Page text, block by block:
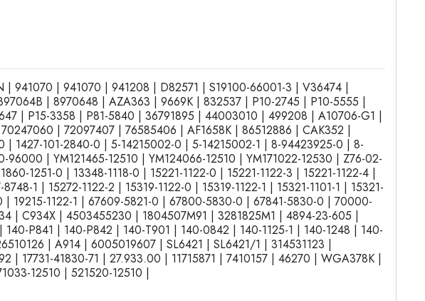
| 941070 | 941070 | 941208 | D82571 | S19100-66001-3 | V36474 |
| 8970648 | AZA363 | 9669K | 832537 | P10-2745 | P10-5555 |
| P15-3358 | P81-5840 | 36791895 | 44003010 | 499208 | A10706-G1 |
| 72097407 | 76585406 | AF1658K | 86512886 | CAK352 |
1427-101-2840-0 | 5-14215002-0 | 5-14215002-1 | 8-94423925-0 | 8-
| YM121465-12510 | YM124066-12510 | YM171022-12530 | Z76-02-
1251-0 | 13348-1118-0 | 15221-1122-0 | 15221-1122-3 | 15221-1122-4 |
1 | 15272-1122-2 | 15319-1122-0 | 15319-1122-1 | 15321-1101-1 | 15321-
| 19215-1122-1 | 67609-5821-0 | 67800-5830-0 | 67841-5830-0 | 70000-
| C934X | 4503455230 | 1804507M91 | 3281825M1 | 4894-23-605 |
P841 | 140-P842 | 140-T901 | 140-0842 | 140-1125-1 | 140-1248 | 140-
| A914 | 6005019607 | SL6421 | SL6421/1 | 314531123 |
17731-41830-71 | 27.933.00 | 11715871 | 7410157 | 46270 | WGA378K |
12510 | 521520-12510 |